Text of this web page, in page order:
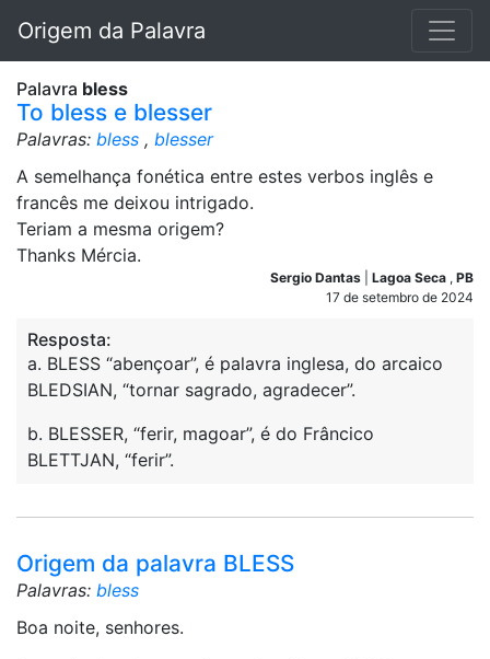
Origem da Palavra
Palavra bless
To bless e blesser
Palavras: bless , blesser
A semelhança fonética entre estes verbos inglês e
francês me deixou intrigado.
Teriam a mesma origem?
Thanks Mércia.
Sergio Dantas Lagoa Seca , PB
17 de setembro de 2024
Resposta:
a. BLESS “abençoar”, é palavra inglesa, do arcaico
BLEDSIAN, “tornar sagrado, agradecer”.
b. BLESSER, “ferir, magoar”, é do Frâncico
BLETTJAN, “ferir”.
Origem da palavra BLESS
Palavras: bless
Boa noite, senhores.